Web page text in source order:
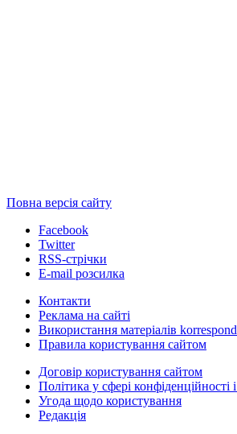
Повна версія сайту
Facebook
Twitter
RSS-стрічки
E-mail розсилка
Контакти
Реклама на сайті
Використання матеріалів
Правила користування сайтом
Договір користування сайтом
Політика у сфері
Угода щодо користування
Редакція